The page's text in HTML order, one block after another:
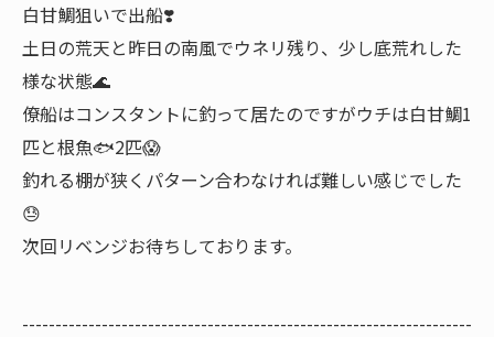
白甘鯛狙いで出船❣️
土日の荒天と昨日の南風でウネリ残り、少し底荒れした
様な状態🌊
僚船はコンスタントに釣って居たのですがウチは白甘鯛1
匹と根魚🐟2匹😱
釣れる棚が狭くパターン合わなければ難しい感じでした
😓
次回リベンジお待ちしております。
--------------------------------------------------------------------